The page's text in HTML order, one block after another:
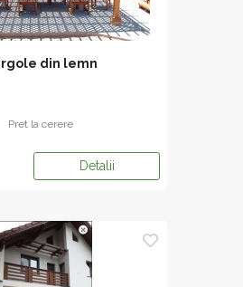
din lemn
Pret la cerere
Detalii